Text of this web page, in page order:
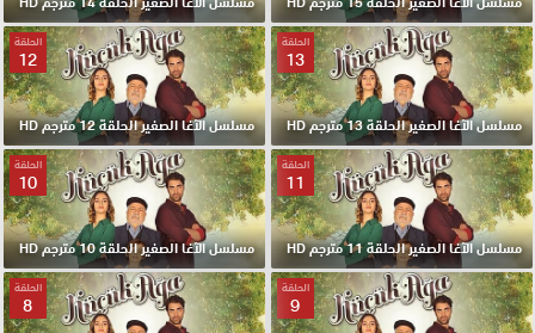
الحلقة
13
مسلسل الآغا الصغير الحلقة 13 مترجم HD
الحلقة
12
مسلسل الآغا الصغير الحلقة 12 مترجم HD
الحلقة
11
مسلسل الآغا الصغير الحلقة 11 مترجم HD
الحلقة
10
مسلسل الآغا الصغير الحلقة 10 مترجم HD
الحلقة
9
الحلقة
8